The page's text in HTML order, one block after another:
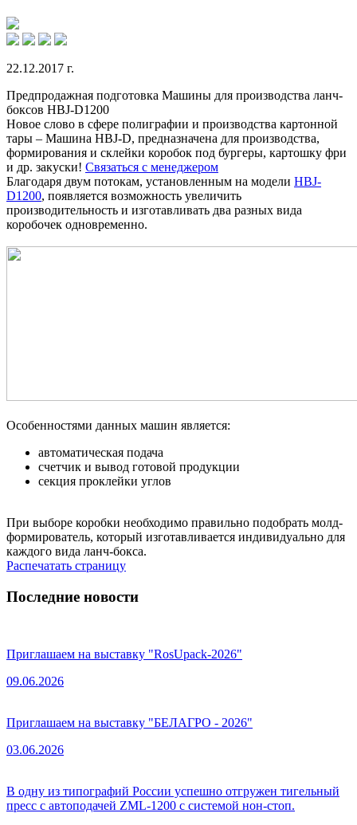
22.12.2017 г.
Предпродажная подготовка Машины для производства ланч-
боксов HBJ-D1200
Новое слово в сфере полиграфии и производства картонной
тары – Машина HBJ-D, предназначена для производства,
формирования и склейки коробок под бургеры, картошку фри
и др. закуски! Связаться с менеджером
Благодаря двум потокам, установленным на модели HBJ-
D1200, появляется возможность увеличить
производительность и изготавливать два разных вида
коробочек одновременно.
Особенностями данных машин является:
автоматическая подача
счетчик и вывод готовой продукции
секция проклейки углов
При выборе коробки необходимо правильно подобрать молд-
формирователь, который изготавливается индивидуально для
каждого вида ланч-бокса.
Распечатать страницу
Последние новости
Приглашаем на выставку "RosUpack-2026"
09.06.2026
Приглашаем на выставку "БЕЛАГРО - 2026"
03.06.2026
В одну из типографий России успешно отгружен тигельный
пресс с автоподачей ZML-1200 с системой нон-стоп.